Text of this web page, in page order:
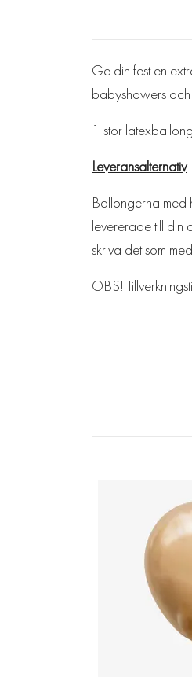
Ge din fest en
babyshowers
1 stor
Leveransalternativ
Ballongerna med
levererade till din
skriva det som
OBS!